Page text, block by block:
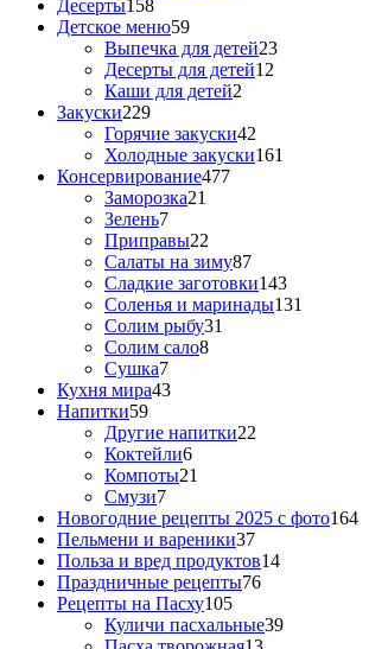
Десерты158
Детское меню59
Выпечка для детей23
Десерты для детей12
Каши для детей2
Закуски229
Горячие закуски42
Холодные закуски161
Консервирование477
Заморозка21
Зелень7
Приправы22
Салаты на зиму87
Сладкие заготовки143
Соленья и маринады131
Солим рыбу31
Солим сало8
Сушка7
Кухня мира43
Напитки59
Другие напитки22
Коктейли6
Компоты21
Смузи7
Новогодние рецепты 2025 с фото164
Пельмени и вареники37
Польза и вред продуктов14
Праздничные рецепты76
Рецепты на Пасху105
Куличи пасхальные39